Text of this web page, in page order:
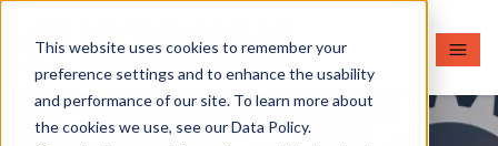
This website uses cookies to remember your
preference settings and to enhance the usability
and performance of our site. To learn more about
the cookies we use, see our Data Policy.